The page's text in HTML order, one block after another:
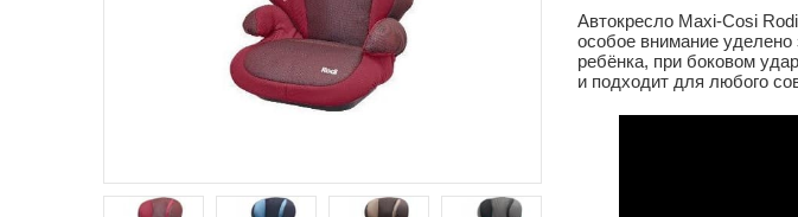
Автокресло Maxi-Cosi
особое внимание
ребёнка, при боковом
и подходит для любого